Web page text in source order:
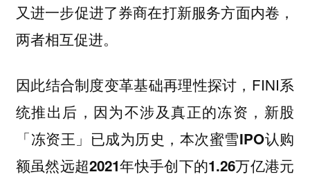
又进一步促进了券商在打新服务方面内卷，
两者相互促进。
因此结合制度变革基础再理性探讨，FINI系
统推出后，因为不涉及真正的冻资，新股
「冻资王」已成为历史， 本次蜜雪IPO认购
额虽然远超2021年快手创下的1.26万亿港元